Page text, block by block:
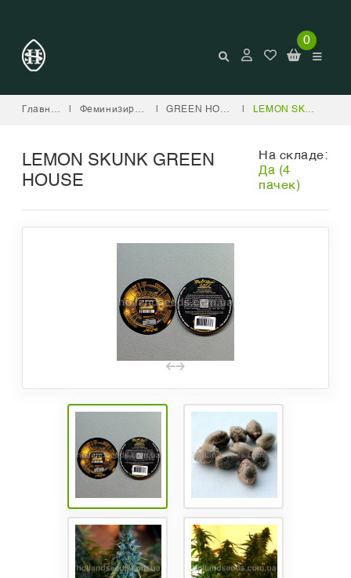
0
Главная | Феминизированные | GREEN HOUSE SEED COMPANY | LEMON SKUNK GREEN HOUSE
LEMON SKUNK GREEN
HOUSE
На складе:
Да (4
пачек)